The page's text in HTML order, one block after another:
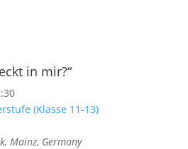
in mir?“
(Klasse 11-13)
Mainz, Germany